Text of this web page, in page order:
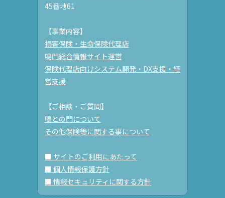
45番地61
【事業内容】
損害保険・生命保険代理店
鳴門総合情報サイト運営
保険代理店向けシステム開発・DX支援・経
営支援
【ご相談・ご質問】
鳴との門について
その他保険等に関する事について
■ サイトのご利用にあたって
■ 個人情報保護方針
■ 情報セキュリティに関する方針